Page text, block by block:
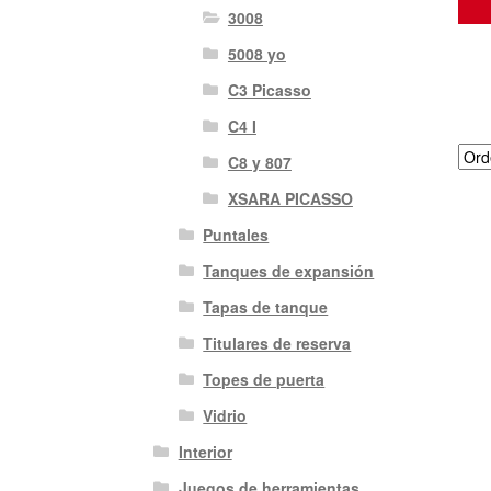
3008
5008 yo
C3 Picasso
C4 I
C8 y 807
XSARA PICASSO
Puntales
Tanques de expansión
Tapas de tanque
Titulares de reserva
Topes de puerta
Vidrio
Interior